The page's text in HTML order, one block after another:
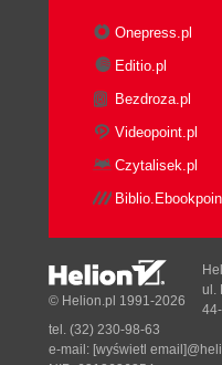
Onepress.pl
Editio.pl
Bezdroza.pl
Videopoint.pl
Czytalisek.pl
© Helion.pl 1991-2026
ul.
tel. (32) 230-98-63
e-mail: [wyświetl